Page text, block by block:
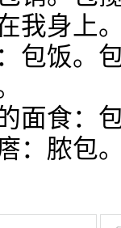
我身上
包饭。
面食：
：脓包